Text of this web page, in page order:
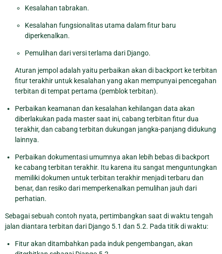
Kesalahan tabrakan.
Kesalahan fungsionalitas utama dalam fitur baru
diperkenalkan.
Pemulihan dari versi terlama dari Django.
Aturan jempol adalah yaitu perbaikan akan di backport ke terbitan
fitur terakhir untuk kesalahan yang akan mempunyai pencegahan
terbitan di tempat pertama (pemblok terbitan).
Perbaikan keamanan dan kesalahan kehilangan data akan
diberlakukan pada master saat ini, cabang terbitan fitur dua
terakhir, dan cabang terbitan dukungan jangka-panjang didukung
lainnya.
Perbaikan dokumentasi umumnya akan lebih bebas di backport
ke cabang terbitan terakhir. Itu karena itu sangat menguntungkan
memiliki dokumen untuk terbitan terakhir menjadi terbaru dan
benar, dan resiko dari memperkenalkan pemulihan jauh dari
perhatian.
Sebagai sebuah contoh nyata, pertimbangkan saat di waktu tengah
jalan diantara terbitan dari Django 5.1 dan 5.2. Pada titik di waktu:
Fitur akan ditambahkan pada induk pengembangan, akan